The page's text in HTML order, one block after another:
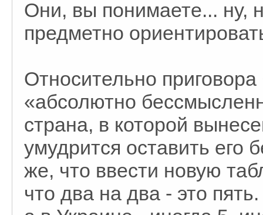
Они, вы понимаете... ну,
предметно
Относительно
«абсолютно
страна, в которой
умудрится оставить его
же, что ввести новую
что два на два - это